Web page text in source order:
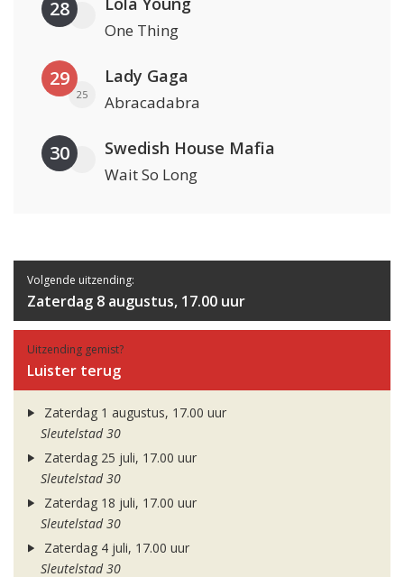
28
One Thing
29
25
Lady Gaga
Abracadabra
30 Swedish House Mafia
Wait So Long
Volgende uitzending:
Zaterdag 8 augustus, 17.00 uur
Uitzending gemist?
Luister terug
Zaterdag 1 augustus, 17.00 uur
Sleutelstad 30
Zaterdag 25 juli, 17.00 uur
Sleutelstad 30
Zaterdag 18 juli, 17.00 uur
Sleutelstad 30
Zaterdag 4 juli, 17.00 uur
Sleutelstad 30